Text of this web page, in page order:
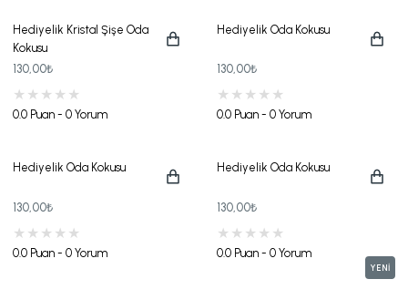
Hediyelik Kristal Şişe Oda
Kokusu
130,00₺
0.0 Puan - 0 Yorum
Hediyelik Oda Kokusu
130,00₺
0.0 Puan - 0 Yorum
Hediyelik Oda Kokusu
130,00₺
0.0 Puan - 0 Yorum
Hediyelik Oda Kokusu
130,00₺
0.0 Puan - 0 Yorum
YENİ